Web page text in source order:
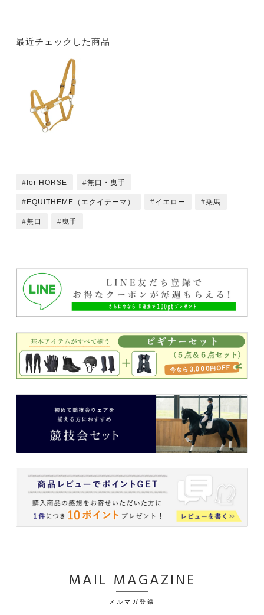
最近チェックした商品
for HORSE 無口・曳手
EQUITHEME（エクイテーマ） イエロー 乗馬
無口 曳手
MAIL MAGAZINE
メルマガ登録